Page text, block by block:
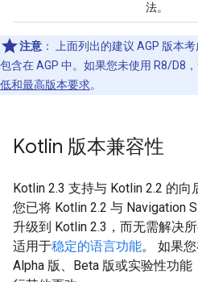
法。
注意 ：
上面列出的建议 AGP 版本
包含在 AGP 中。如果您未使用 R8/D8
低和最高版本要求。
Kotlin 版本兼容性
Kotlin 2.3 支持与 Kotlin 2.2 的
您已将 Kotlin 2.2 与 Navigation
升级到 Kotlin 2.3，而无需解决
适用于稳定的语言功能。 如果
Alpha 版、Beta 版或实验性功